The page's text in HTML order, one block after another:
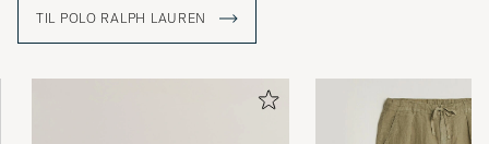
TIL POLO RALPH LAUREN